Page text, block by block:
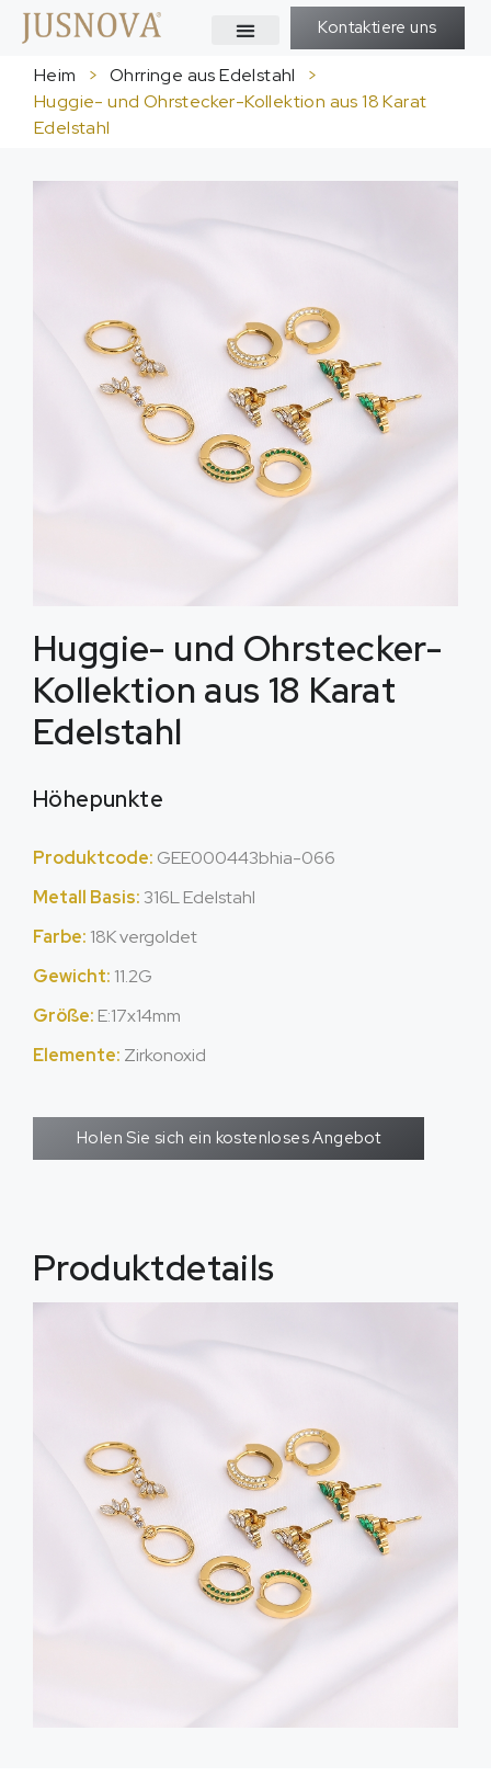
Kontaktiere uns
Heim > Ohrringe aus Edelstahl
>
Huggie- und Ohrstecker-Kollektion aus 18 Karat
Edelstahl
Huggie- und Ohrstecker-
Kollektion aus 18 Karat
Edelstahl
Höhepunkte
Produktcode: GEE000443bhia-066
Metall Basis: 316L Edelstahl
Farbe: 18K vergoldet
Gewicht: 11.2G
Größe: E:17x14mm
Elemente: Zirkonoxid
Holen Sie sich ein kostenloses Angebot
Produktdetails